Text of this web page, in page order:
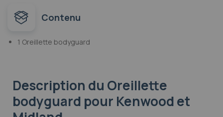
Contenu
1 Oreillette bodyguard
Description du Oreillette
bodyguard pour Kenwood et